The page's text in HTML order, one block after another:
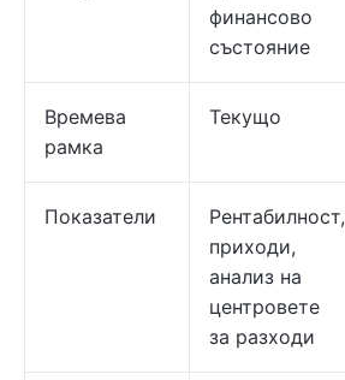
финансово
състояние
Времева
рамка
​​Текущо
Показатели
Рентабилност,
приходи,
анализ на
центровете
за разходи